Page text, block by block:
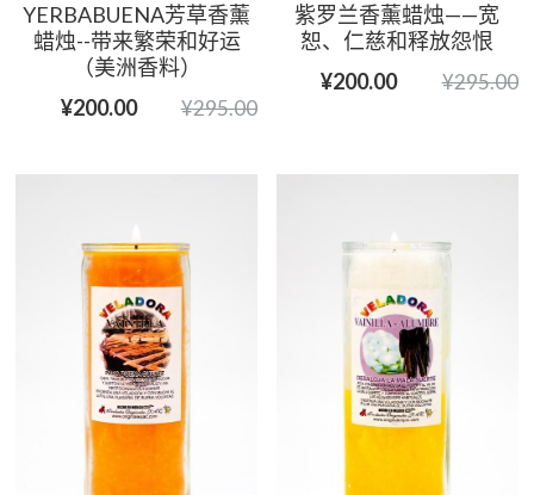
YERBABUENA芳草香薰
蜡烛--带来繁荣和好运
（美洲香料）
¥200.00
¥295.00
紫罗兰香薰蜡烛——宽
恕、仁慈和释放怨恨
¥200.00
¥295.00